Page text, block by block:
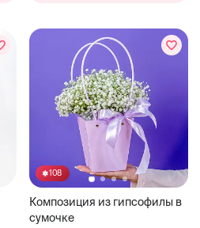
108
Композиция из гипсофилы в
сумочке